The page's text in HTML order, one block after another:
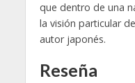
que dentro de una
la visión particular
autor japonés.
Reseña